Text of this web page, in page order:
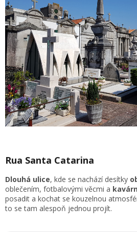
Rua Santa Catarina
Dlouhá ulice, kde se nachází desítky
oblečením, fotbalovými věcmi a
posadit a kochat se kouzelnou
to se tam alespoň jednou projít.